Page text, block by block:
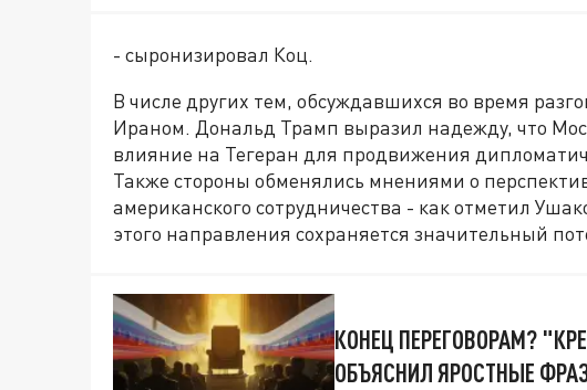
- сыронизировал Коц.
В числе других тем, обсуждавшихся во время
Ираном. Дональд Трамп выразил надежду, что
влияние на Тегеран для продвижения
Также стороны обменялись мнениями о
американского сотрудничества - как отметил
этого направления сохраняется значительный
КОНЕЦ ПЕРЕГОВОРАМ?
ОБЪЯСНИЛ ЯРОСТНЫЕ